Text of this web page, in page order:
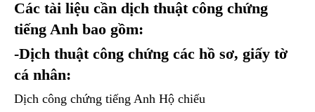
Các tài liệu cần dịch thuật công chứng
tiếng Anh bao gồm:
-Dịch thuật công chứng các hồ sơ, giấy tờ
cá nhân:
Dịch công chứng tiếng Anh Hộ chiếu